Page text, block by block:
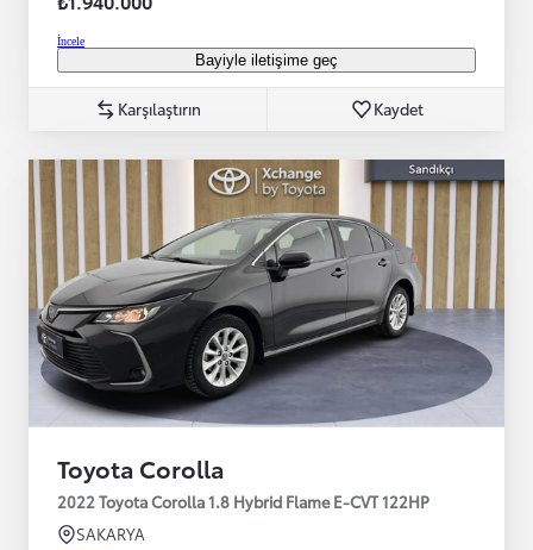
İncele
Bayiyle iletişime geç
Karşılaştırın Kaydet
Toyota Corolla
2022 Toyota Corolla 1.8 Hybrid Flame E-CVT 122HP
SAKARYA